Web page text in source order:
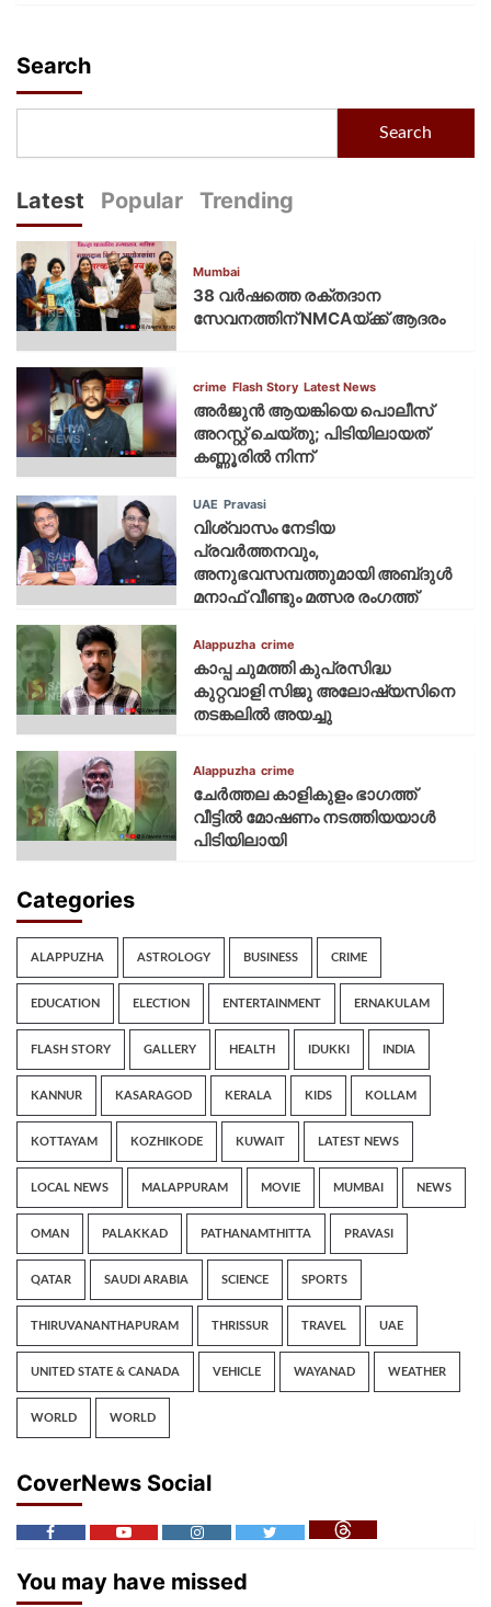
Search
Search
Latest Popular Trending
Mumbai
38 വർഷത്തെ രക്തദാന
സേവനത്തിന് NMCAയ്ക്ക് ആദരം
crime Flash Story Latest News
അർജുൻ ആയങ്കിയെ പൊലീസ്
അറസ്റ്റ് ചെയ്‌തു; പിടിയിലായത്
കണ്ണൂരിൽ നിന്ന്
UAE Pravasi
വിശ്വാസം നേടിയ
പ്രവർത്തനവും,
അനുഭവസമ്പത്തുമായി അബ്‌ദുൾ
മനാഫ് വീണ്ടും മത്സര രംഗത്ത്
Alappuzha crime
കാപ്പ ചുമത്തി കുപ്രസിദ്ധ
കുറ്റവാളി സിജു അലോഷ്യസിനെ
തടങ്കലിൽ അയച്ചു
Alappuzha crime
ചേർത്തല കാളികുളം ഭാഗത്ത്
വീട്ടിൽ മോഷണം നടത്തിയയാൾ
പിടിയിലായി
Categories
ALAPPUZHA ASTROLOGY BUSINESS CRIME
EDUCATION ELECTION ENTERTAINMENT ERNAKULAM
FLASH STORY GALLERY HEALTH IDUKKI INDIA
KANNUR KASARAGOD KERALA KIDS KOLLAM
KOTTAYAM KOZHIKODE KUWAIT LATEST NEWS
LOCAL NEWS MALAPPURAM MOVIE MUMBAI NEWS
OMAN PALAKKAD PATHANAMTHITTA PRAVASI
QATAR SAUDI ARABIA SCIENCE SPORTS
THIRUVANANTHAPURAM THRISSUR TRAVEL UAE
UNITED STATE & CANADA VEHICLE WAYANAD WEATHER
WORLD WORLD
CoverNews Social
You may have missed